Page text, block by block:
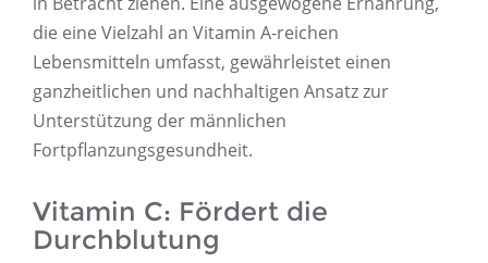
die eine Vielzahl an Vitamin A-reichen
Lebensmitteln umfasst, gewährleistet einen
ganzheitlichen und nachhaltigen Ansatz zur
Unterstützung der männlichen
Fortpflanzungsgesundheit.
Vitamin C: Fördert die
Durchblutung